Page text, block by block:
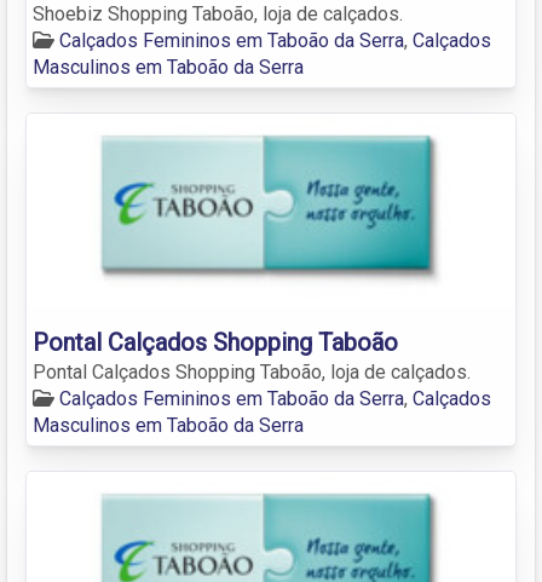
Shoebiz Shopping Taboão, loja de calçados.
Calçados Femininos em Taboão da Serra, Calçados
Masculinos em Taboão da Serra
Pontal Calçados Shopping Taboão
Pontal Calçados Shopping Taboão, loja de calçados.
Calçados Femininos em Taboão da Serra, Calçados
Masculinos em Taboão da Serra